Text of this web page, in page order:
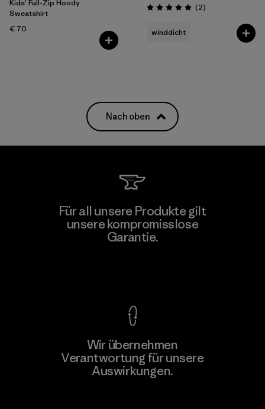
Kids' Full-Zip Hoody
Sweatshirt
€ 70
Bewertung: 5.0 / 5
(2Rezensionen
)
winddicht
Nach oben
Für all unsere Produkte gilt
unsere kompromisslose
Garantie.
Wir übernehmen
Verantwortung für unsere
Auswirkungen.